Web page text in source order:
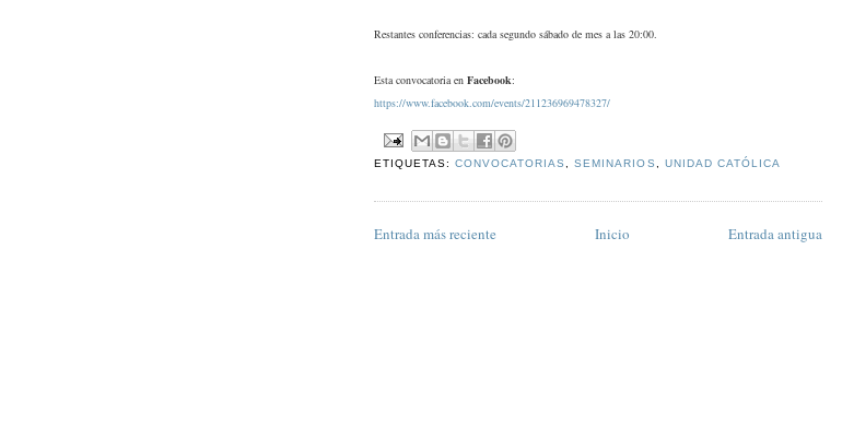
Restantes conferencias: cada segundo sábado de mes a las 20:00.
Esta convocatoria en Facebook:
https://www.facebook.com/events/211236969478327/
ETIQUETAS:CONVOCATORIAS ,SEMINARIOS UNIDAD CATÓLICA
Entrada más reciente Entrada antigua
Inicio